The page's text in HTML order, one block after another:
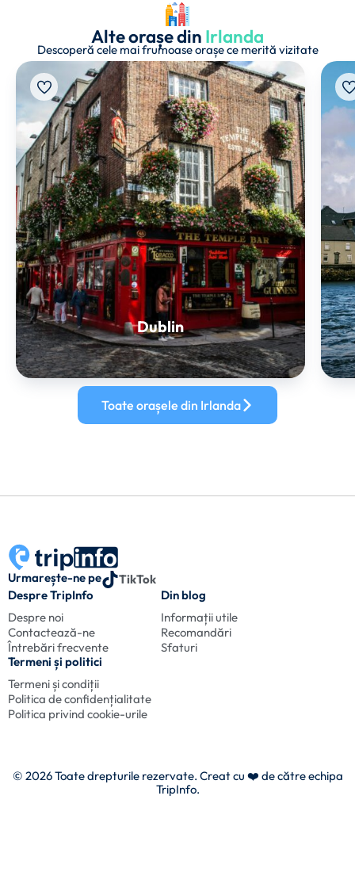
Alte orașe din Irlanda
Descoperă cele mai frumoase orașe ce merită vizitate
Dublin
Toate orașele din Irlanda
Urmarește-ne pe
TikTok
Despre TripInfo
Despre noi
Contactează-ne
Întrebări frecvente
Din blog
Informații utile
Recomandări
Sfaturi
Termeni și politici
Termeni și condiții
Politica de confidențialitate
Politica privind cookie-urile
© 2026 Toate drepturile rezervate. Creat cu ❤️ de către echipa
TripInfo.